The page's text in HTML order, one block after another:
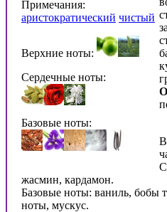
Примечания:
аристократический чистый
Верхние ноты:
Сердечные ноты:
Базовые ноты:
жасмин, кардамон.
Базовые ноты: ваниль, бобы
ноты, мускус.